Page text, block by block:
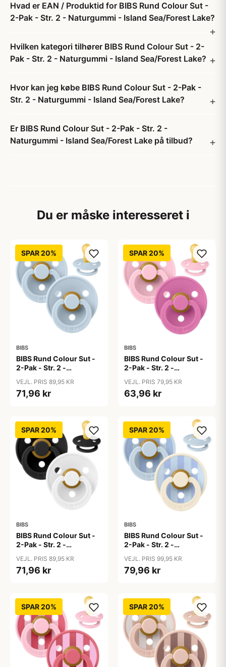
Hvad er EAN / Produktid for BIBS Rund Colour Sut -
2-Pak - Str. 2 - Naturgummi - Island Sea/Forest Lake?
Hvilken kategori tilhører BIBS Rund Colour Sut - 2-
Pak - Str. 2 - Naturgummi - Island Sea/Forest Lake?
Hvor kan jeg købe BIBS Rund Colour Sut - 2-Pak -
Str. 2 - Naturgummi - Island Sea/Forest Lake?
Er BIBS Rund Colour Sut - 2-Pak - Str. 2 -
Naturgummi - Island Sea/Forest Lake på tilbud?
Du er måske interesseret i
SPAR 20%
BIBS
BIBS Rund Colour Sut -
2-Pak - Str. 2 -
Blue/Baby Blue
VEJL. PRIS 89,95 KR
71,96 kr
SPAR 20%
BIBS
BIBS Rund Colour Sut -
2-Pak - Str. 2 -
Pink/Bubblegum
VEJL. PRIS 79,95 KR
63,96 kr
SPAR 20%
BIBS
BIBS Rund Colour Sut -
2-Pak - Str. 2 -
Black/White
VEJL. PRIS 89,95 KR
71,96 kr
SPAR 20%
BIBS
BIBS Rund Colour Sut -
2-Pak - Str. 2 -
Studio - Baby Blue/Dusty
Blue Mix
VEJL. PRIS 99,95 KR
79,96 kr
SPAR 20% SPAR 20%